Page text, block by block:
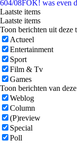
604/08FOK! was even
Laatste items
Laatste items
Toon berichten uit deze
Actueel
Entertainment
Sport
Film & Tv
Games
Toon berichten van
Weblog
Column
(P)review
Special
Poll